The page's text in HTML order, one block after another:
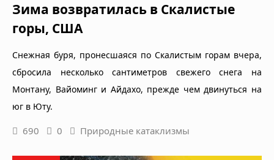
Зима возвратилась в Скалистые
горы, США
Снежная буря, пронесшаяся по Скалистым горам вчера,
сбросила несколько сантиметров свежего снега на
Монтану, Вайоминг и Айдахо, прежде чем двинуться на
юг в Юту.
690 0 Природные катаклизмы